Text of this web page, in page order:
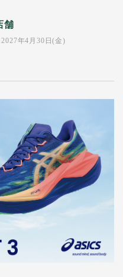
舗
年4月30日(金)